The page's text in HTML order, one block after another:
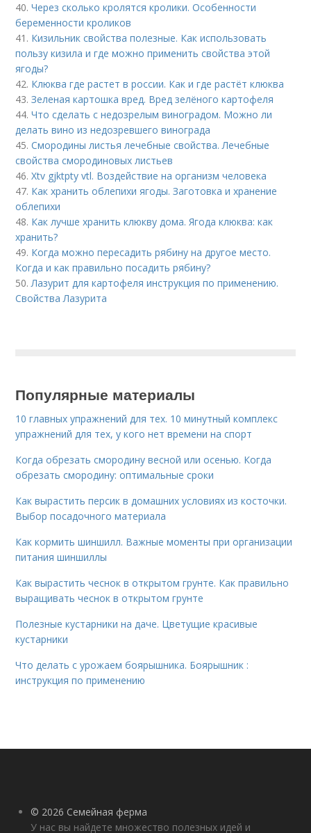
40.Через сколько кролятся кролики. Особенности
беременности кроликов
41. Кизильник свойства полезные. Как использовать
пользу кизила и где можно применить свойства этой
ягоды?
42. Клюква где растет в россии. Как и где растёт клюква
43.Зеленая картошка вред. Вред зелёного картофеля
44.Что сделать с недозрелым виноградом. Можно ли
делать вино из недозревшего винограда
45.Смородины листья лечебные свойства. Лечебные
свойства смородиновых листьев
46.Xtv gjktpty vtl. Воздействие на организм человека
47. Как хранить облепихи ягоды. Заготовка и хранение
облепихи
48. Как лучше хранить клюкву дома. Ягода клюква: как
хранить?
49. Когда можно пересадить рябину на другое место.
Когда и как правильно посадить рябину?
50.Лазурит для картофеля инструкция по применению.
Свойства Лазурита
Популярные материалы
10 главных упражнений для тех. 10 минутный комплекс
упражнений для тех, у кого нет времени на спорт
Когда обрезать смородину весной или осенью. Когда
обрезать смородину: оптимальные сроки
Как вырастить персик в домашних условиях из косточки.
Выбор посадочного материала
Как кормить шиншилл. Важные моменты при организации
питания шиншиллы
Как вырастить чеснок в открытом грунте. Как правильно
выращивать чеснок в открытом грунте
Полезные кустарники на даче. Цветущие красивые
кустарники
Что делать с урожаем боярышника. Боярышник :
инструкция по применению
© 2026 Семейная ферма
У нас вы найдете множество полезных идей и